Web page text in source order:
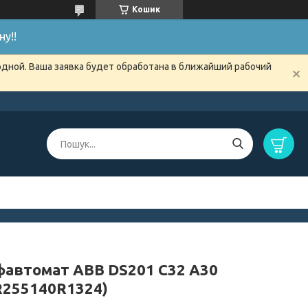
Кошик
Ваша заявка будет обработана в ближайший рабочий
ABB DS201 C32 A30